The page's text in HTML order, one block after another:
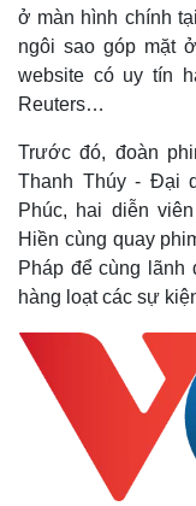
ở màn hình chính
ngôi sao góp mặt
website có uy tín
Reuters…
Trước đó, đoàn
Thanh Thúy - Đại
Phúc, hai diễn
Hiền cùng quay
Pháp để cùng lãnh
hàng loạt các sự